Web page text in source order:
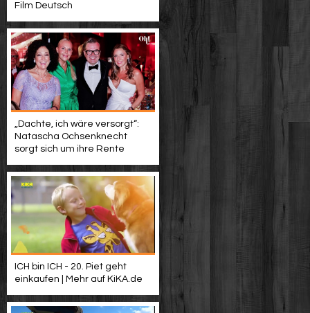
Film Deutsch
„Dachte, ich wäre versorgt“:
Natascha Ochsenknecht
sorgt sich um ihre Rente
ICH bin ICH - 20. Piet geht
einkaufen | Mehr auf KiKA.de